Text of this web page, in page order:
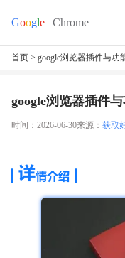
首页 > google浏览器插件与功
google浏览器插件
时间：2026-06-30来源： 获取